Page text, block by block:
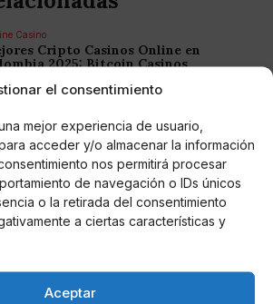
el consentimiento
mejor experiencia de usuario,
acceder y/o almacenar la información
nos permitirá procesar
de navegación o IDs únicos
o la retirada del consentimiento
a ciertas características y
Aceptar
Casino
Cripto Casinos Online en
2025: Bitcoin Casinos
Casinos Online con Bitcoin y
en Argentina 2025
Casino
casinos online con
y Bitcoin en México 2025
regresa para iOS en la Unión